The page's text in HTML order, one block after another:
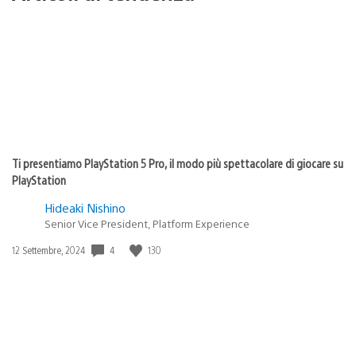
Ti presentiamo PlayStation 5 Pro, il modo più spettacolare di giocare su
PlayStation
Hideaki Nishino
Senior Vice President, Platform Experience
Data
12 Settembre, 2024 4 130